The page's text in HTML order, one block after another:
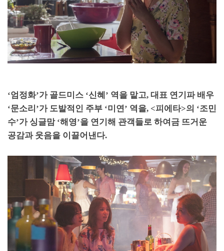
‘엄정화’가 골드미스 ‘신혜 ’ 역을 맡고, 대표 연기파 배우
‘문소리 ’가 도발적인 주부 ‘미연’ 역을, <피에타>의 ‘조민
수’가 싱글맘 ‘해영’을 연기해 관객들로 하여금 뜨거운
공감과 웃음을 이끌어낸다.